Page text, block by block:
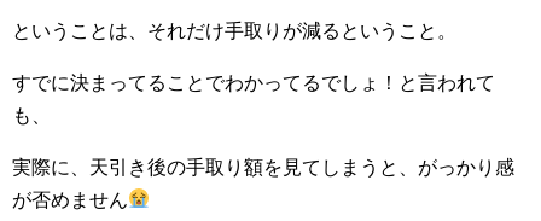
ということは、それだけ手取りが減るということ。
すでに決まってることでわかってるでしょ！と言われて
も、
実際に、天引き後の手取り額を見てしまうと、がっかり感
が否めません